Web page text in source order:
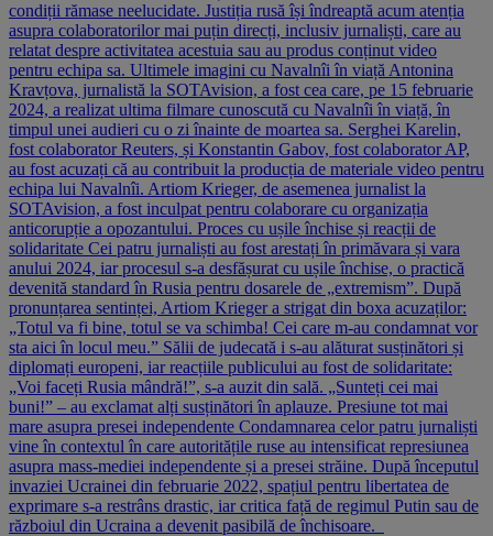
condiții rămase neelucidate. Justiția rusă își îndreaptă acum atenția
asupra colaboratorilor mai puțin direcți, inclusiv jurnaliști, care au
relatat despre activitatea acestuia sau au produs conținut video
pentru echipa sa. Ultimele imagini cu Navalnîi în viață Antonina
Kravțova, jurnalistă la SOTAvision, a fost cea care, pe 15 februarie
2024, a realizat ultima filmare cunoscută cu Navalnîi în viață, în
timpul unei audieri cu o zi înainte de moartea sa. Serghei Karelin,
fost colaborator Reuters, și Konstantin Gabov, fost colaborator AP,
au fost acuzați că au contribuit la producția de materiale video pentru
echipa lui Navalnîi. Artiom Krieger, de asemenea jurnalist la
SOTAvision, a fost inculpat pentru colaborare cu organizația
anticorupție a opozantului. Proces cu ușile închise și reacții de
solidaritate Cei patru jurnaliști au fost arestați în primăvara și vara
anului 2024, iar procesul s-a desfășurat cu ușile închise, o practică
devenită standard în Rusia pentru dosarele de „extremism”. După
pronunțarea sentinței, Artiom Krieger a strigat din boxa acuzaților:
„Totul va fi bine, totul se va schimba! Cei care m-au condamnat vor
sta aici în locul meu.” Sălii de judecată i s-au alăturat susținători și
diplomați europeni, iar reacțiile publicului au fost de solidaritate:
„Voi faceți Rusia mândră!”, s-a auzit din sală. „Sunteți cei mai
buni!” – au exclamat alți susținători în aplauze. Presiune tot mai
mare asupra presei independente Condamnarea celor patru jurnaliști
vine în contextul în care autoritățile ruse au intensificat represiunea
asupra mass-mediei independente și a presei străine. După începutul
invaziei Ucrainei din februarie 2022, spațiul pentru libertatea de
exprimare s-a restrâns drastic, iar critica față de regimul Putin sau de
războiul din Ucraina a devenit pasibilă de închisoare.